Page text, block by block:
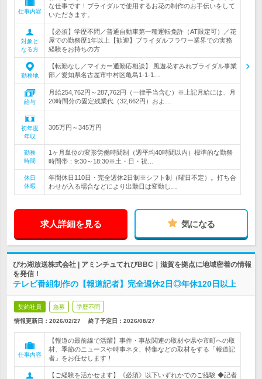
仕事内容
な仕事です！ブライダルで使用するお花の制作のお手伝いをして
いただきます。
対象と
なる方
【必須】学歴不問／普通自動車第一種運転免許（AT限定可）／花
屋での勤務歴1年以上【歓迎】ブライダルフラワー業界での実務
経験をお持ちの方
勤務地
【転勤なし／マイカー通勤応相談】 風遊花すみれブライダル事業
部／愛知県名古屋市中村区亀島1-1-1…
給与
月給254,762円～287,762円（一律手当含む）※上記月給には、月
20時間分の固定残業代（32,662円）およ…
初年度
年収
305万円～345万円
勤務
時間
1ヶ月単位の変形労働時間制（週平均40時間以内）標準的な勤務
時間帯：9:30～18:30※土・日・祝…
休日
休暇
年間休日110日・完全週休2日制※シフト制（曜日不定）。打ち合
わせが入る場合などにより出勤日は変動し…
求人詳細を見る 気になる
びわ湖放送株式会社 | アミンチュてれびBBC｜滋賀を拠点に地域密着の情報
を発信！
テレビ番組制作の【報道記者】完全週休2日◎年休120日以上
契約社員 急募 学歴不問
情報更新日：2026/02/27 終了予定日： 2026/08/27
仕事内容
【報道の最前線で活躍】事件・事故関連の取材や県や市町への取
材、季節のニュースや時事ネタ、特集などの取材をする「報道記
者」をお任せします！
【ご経験を活かせます】《必須》以下いずれかでのご経験 ◆記者